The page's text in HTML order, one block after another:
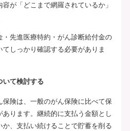
が「どこまで網羅されているか」
先進医療特約・がん診断給付金の
しっかり確認する必要がありま
いて検討する
険は、一般のがん保険に比べて保
ります。継続的に支払う金額とし
、支払い続けることで貯蓄を削る